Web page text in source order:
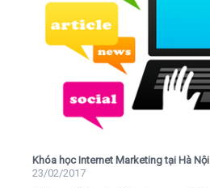
Khóa học Internet Marketing tại Hà Nội
23/02/2017